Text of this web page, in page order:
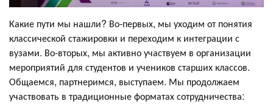
Какие пути мы нашли? Во-первых, мы уходим от понятия
классической стажировки и переходим к интеграции с
вузами. Во-вторых, мы активно участвуем в организации
мероприятий для студентов и учеников старших классов.
Общаемся, партнеримся, выступаем. Мы продолжаем
участвовать в традиционные форматах сотрудничества: